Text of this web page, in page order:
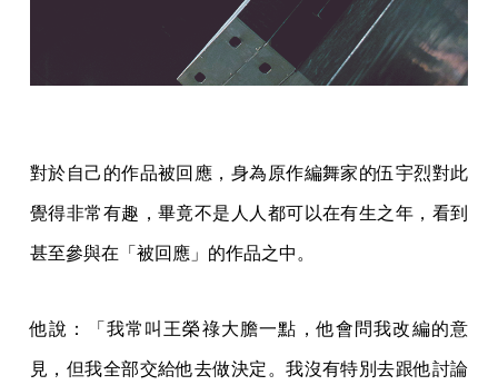
對於自己的作品被回應，身為原作編舞家的伍宇烈對此
覺得非常有趣，畢竟不是人人都可以在有生之年，看到
甚至參與在「被回應」的作品之中。
他說：「我常叫王榮祿大膽一點，他會問我改編的意
見，但我全部交給他去做決定。我沒有特別去跟他討論